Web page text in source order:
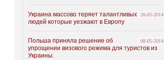
26-05-2014
Украина массово теряет талантливых
людей которые уезжают в Европу
08-05-2014
Польша приняла решение об
упрощении визового режима для туристов из
Украины.